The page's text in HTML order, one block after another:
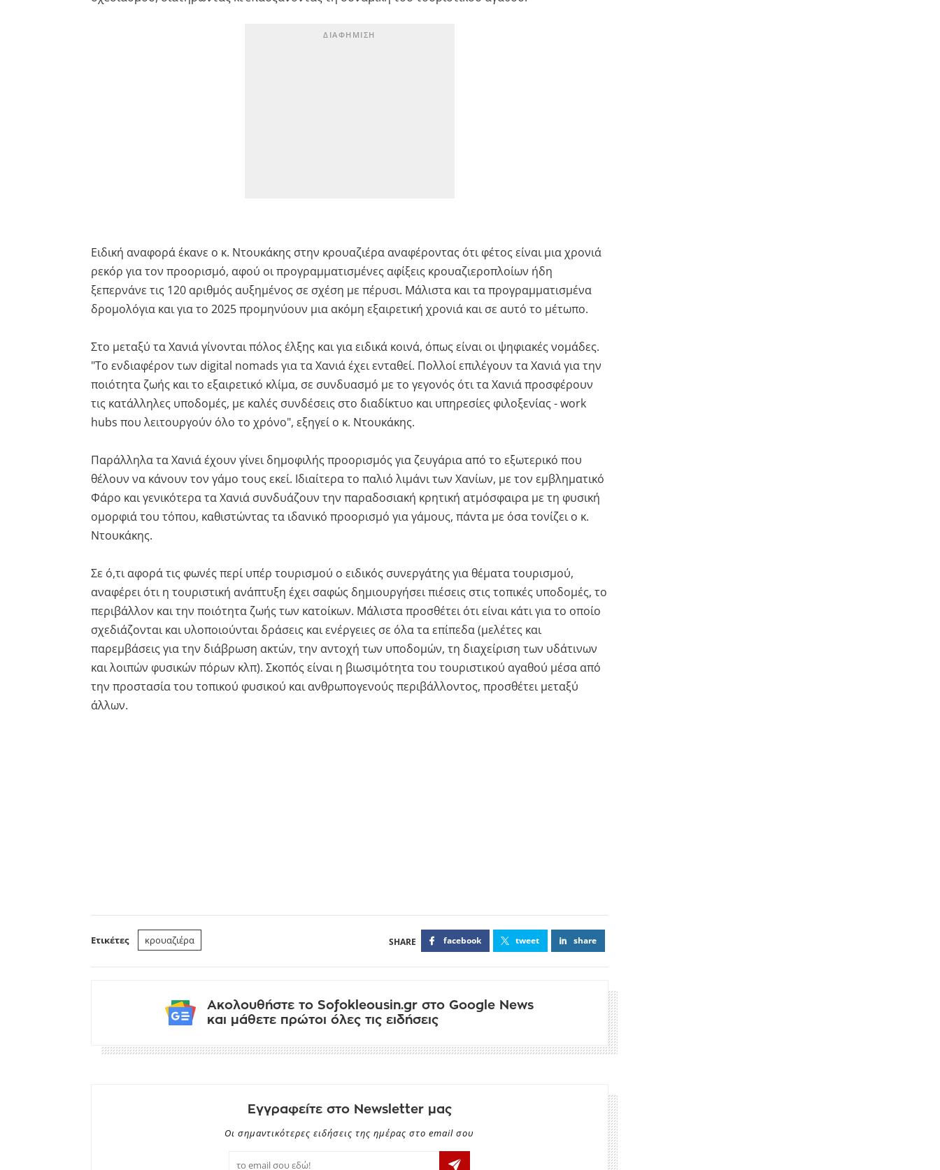
Ειδική αναφορά έκανε ο κ. Ντουκάκης στην κρουαζιέρα αναφέροντας ότι φέτος είναι μια χρονιά
ρεκόρ για τον προορισμό, αφού οι προγραμματισμένες αφίξεις κρουαζιεροπλοίων ήδη
ξεπερνάνε τις 120 αριθμός αυξημένος σε σχέση με πέρυσι. Μάλιστα και τα προγραμματισμένα
δρομολόγια και για το 2025 προμηνύουν μια ακόμη εξαιρετική χρονιά και σε αυτό το μέτωπο.
Στο μεταξύ τα Χανιά γίνονται πόλος έλξης και για ειδικά κοινά, όπως είναι οι ψηφιακές νομάδες.
"Το ενδιαφέρον των digital nomads για τα Χανιά έχει ενταθεί. Πολλοί επιλέγουν τα Χανιά για την
ποιότητα ζωής και το εξαιρετικό κλίμα, σε συνδυασμό με το γεγονός ότι τα Χανιά προσφέρουν
τις κατάλληλες υποδομές, με καλές συνδέσεις στο διαδίκτυο και υπηρεσίες φιλοξενίας - work
hubs που λειτουργούν όλο το χρόνο", εξηγεί ο κ. Ντουκάκης.
Παράλληλα τα Χανιά έχουν γίνει δημοφιλής προορισμός για ζευγάρια από το εξωτερικό που
θέλουν να κάνουν τον γάμο τους εκεί. Ιδιαίτερα το παλιό λιμάνι των Χανίων, με τον εμβληματικό
Φάρο και γενικότερα τα Χανιά συνδυάζουν την παραδοσιακή κρητική ατμόσφαιρα με τη φυσική
ομορφιά του τόπου, καθιστώντας τα ιδανικό προορισμό για γάμους, πάντα με όσα τονίζει ο κ.
Ντουκάκης.
Σε ό,τι αφορά τις φωνές περί υπέρ τουρισμού ο ειδικός συνεργάτης για θέματα τουρισμού,
αναφέρει ότι η τουριστική ανάπτυξη έχει σαφώς δημιουργήσει πιέσεις στις τοπικές υποδομές, το
περιβάλλον και την ποιότητα ζωής των κατοίκων. Μάλιστα προσθέτει ότι είναι κάτι για το οποίο
σχεδιάζονται και υλοποιούνται δράσεις και ενέργειες σε όλα τα επίπεδα (μελέτες και
παρεμβάσεις για την διάβρωση ακτών, την αντοχή των υποδομών, τη διαχείριση των υδάτινων
και λοιπών φυσικών πόρων κλπ). Σκοπός είναι η βιωσιμότητα του τουριστικού αγαθού μέσα από
την προστασία του τοπικού φυσικού και ανθρωπογενούς περιβάλλοντος, προσθέτει μεταξύ
άλλων.
Ετικέτες κρουαζιέρα facebook tweet share
Ακολουθήστε το Sofokleousin.gr στο Google News
και μάθετε πρώτοι όλες τις ειδήσεις
Εγγραφείτε στο Newsletter μας
Οι σημαντικότερες ειδήσεις της ημέρας στο email σου